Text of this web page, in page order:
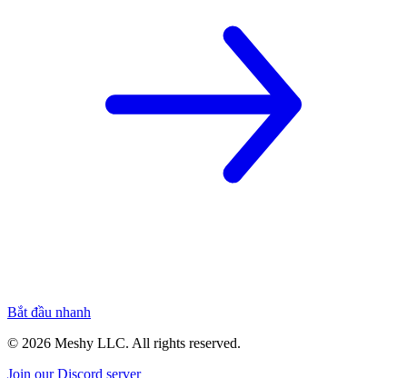
Bắt đầu nhanh
© 2026 Meshy LLC. All rights reserved.
Join our Discord server